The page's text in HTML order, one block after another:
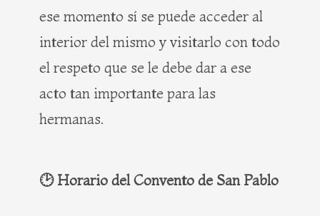
ese momento sí se puede acceder al
interior del mismo y visitarlo con todo
el respeto que se le debe dar a ese
acto tan importante para las
hermanas.
🕑 Horario del Convento de San Pablo